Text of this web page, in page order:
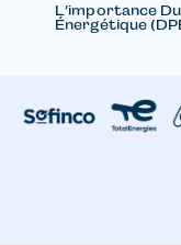
L’importance
Énergétique